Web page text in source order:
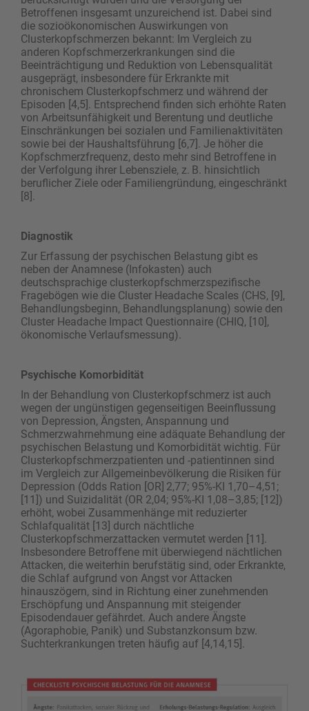
Betroffenen insgesamt unzureichend ist. Dabei sind
die sozioökonomischen Auswirkungen von
Clusterkopfschmerzen bekannt: Im Vergleich zu
anderen Kopfschmerzerkrankungen sind die
Beeinträchtigung und Reduktion von Lebensqualität
ausgeprägt, insbesondere für Erkrankte mit
chronischem Clusterkopfschmerz und während der
Episoden [4,5]. Entsprechend finden sich erhöhte Raten
von Arbeitsunfähigkeit und Berentung und deutliche
Einschränkungen bei sozialen und Familienaktivitäten
sowie bei der Haushaltsführung [6,7]. Je höher die
Kopfschmerzfrequenz, desto mehr sind Betroffene in
der Verfolgung ihrer Lebensziele, z. B. hinsichtlich
beruflicher Ziele oder Familiengründung, eingeschränkt
[8].
Diagnostik
Zur Erfassung der psychischen Belastung gibt es
neben der Anamnese (Infokasten) auch
deutschsprachige clusterkopfschmerzspezifische
Frage­bögen wie die Cluster Headache Scales (CHS, [9],
Behandlungsbeginn, Behandlungsplanung) sowie den
Cluster Headache Impact Questionnaire (CHIQ, [10],
ökonomische Verlaufsmessung).
Psychische Komorbidität
In der Behandlung von Clusterkopfschmerz ist auch
wegen der ungünstigen gegenseitigen Beeinflussung
von Depression, Ängsten, Anspannung und
Schmerzwahrnehmung eine adäquate Behandlung der
psychi­schen Belastung und Komorbidität wichtig. Für
Clusterkopfschmerzpatienten und -patientinnen sind
im Vergleich zur Allgemeinbevölkerung die ­Risiken für
Depression (Odds Ration [OR] 2,77; 95%-KI 1,70–4,51;
[11]) und Suizidalität (OR 2,04; 95%-KI 1,08–3,85; [12])
erhöht, wobei Zusammenhänge mit reduzierter
Schlafqualität [13] durch nächtliche
Clusterkopfschmerzattacken vermutet werden [11].
Insbesondere Betroffene mit überwiegend nächt­lichen
Attacken, die weiterhin berufs­tätig sind, oder Erkrankte,
die Schlaf aufgrund von Angst vor Attacken
hinauszögern, sind in Richtung einer zunehmenden
Erschöpfung und Anspannung mit steigender
Episodendauer gefährdet. Auch andere Ängste
(Agoraphobie, Panik) und Substanzkonsum bzw.
Suchterkrankungen treten häufig auf [4,14,15].